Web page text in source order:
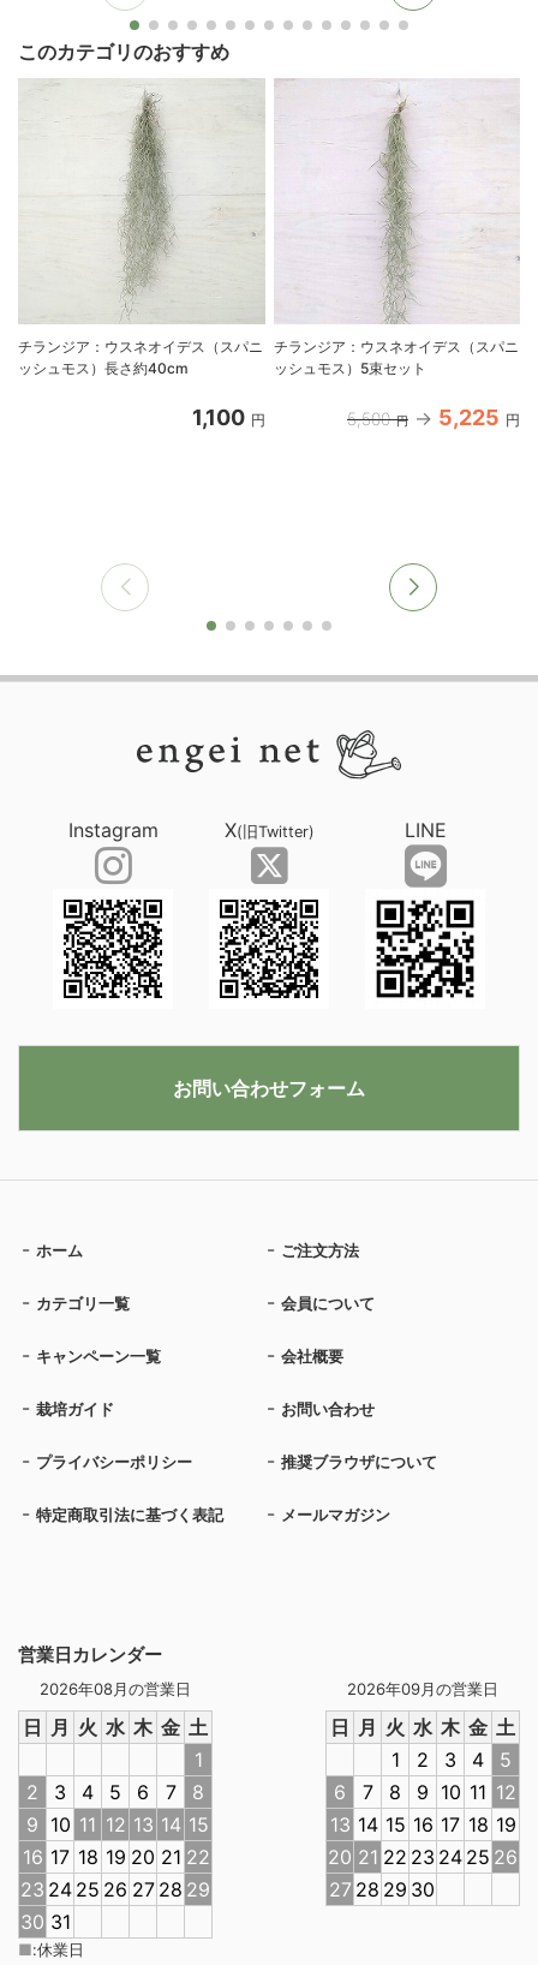
このカテゴリのおすすめ
チランジア：ウスネオイデス（スパニ
ッシュモス）長さ約40cm
1,100 円
チランジア：ウスネオイデス（スパニ
ッシュモス）5束セット
5,500 円 5,225 円
営業日カレンダー
2026年08月の営業日
日 月 火 水 木 金 土
1
2
3 4 5 6 7
8
9 10 11 12 13 14 15
16 17 18 19 20 21 22
23 24 25 26 27 28 29
30 31
2026年09月の営業日
日 月 火 水 木 金 土
1
2 3 4
5
6
7 8 9 10 11 12
13 14 15 16 17 18 19
20 21 22 23 24 25 26
27 28 29 30
■:休業日
ホーム ご注文方法
カテゴリ一覧 会員について
キャンペーン一覧 会社概要
栽培ガイド お問い合わせ
プライバシーポリシー 推奨ブラウザについて
特定商取引法に基づく表記 メールマガジン
Instagram X(旧Twitter) LINE
お問い合わせフォーム